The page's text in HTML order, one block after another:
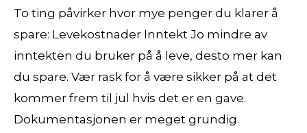
To ting påvirker hvor mye penger du klarer å
spare: Levekostnader Inntekt Jo mindre av
inntekten du bruker på å leve, desto mer kan
du spare. Vær rask for å være sikker på at det
kommer frem til jul hvis det er en gave.
Dokumentasjonen er meget grundig.